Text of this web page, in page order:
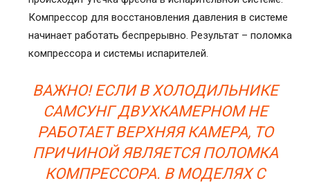
Компрессор для восстановления давления в системе
начинает работать беспрерывно. Результат – поломка
компрессора и системы испарителей.
ВАЖНО! ЕСЛИ В ХОЛОДИЛЬНИКЕ
САМСУНГ ДВУХКАМЕРНОМ НЕ
РАБОТАЕТ ВЕРХНЯЯ КАМЕРА, ТО
ПРИЧИНОЙ ЯВЛЯЕТСЯ ПОЛОМКА
КОМПРЕССОРА. В МОДЕЛЯХ С